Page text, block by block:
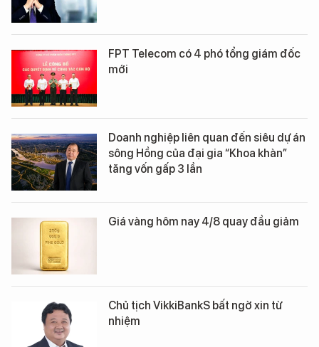
FPT Telecom có 4 phó tổng giám đốc
mới
Doanh nghiệp liên quan đến siêu dự án
sông Hồng của đại gia “Khoa khàn”
tăng vốn gấp 3 lần
Giá vàng hôm nay 4/8 quay đầu giảm
Chủ tịch VikkiBankS bất ngờ xin từ
nhiệm